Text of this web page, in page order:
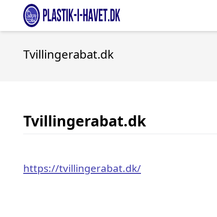
Tvillingerabat.dk
Tvillingerabat.dk
https://tvillingerabat.dk/